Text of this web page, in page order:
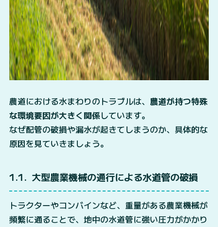
農道における水まわりのトラブルは、 農道が持つ特殊
な環境要因が大きく関係しています。
なぜ配管の破損や漏水が起きてしまうのか、具体的な
原因を見ていきましょう。
1.1 大型農業機械の通行による水道管の破損
トラクターやコンバインなど、重量がある農業機械が
頻繁に通ることで、地中の水道管に強い圧力がかかり